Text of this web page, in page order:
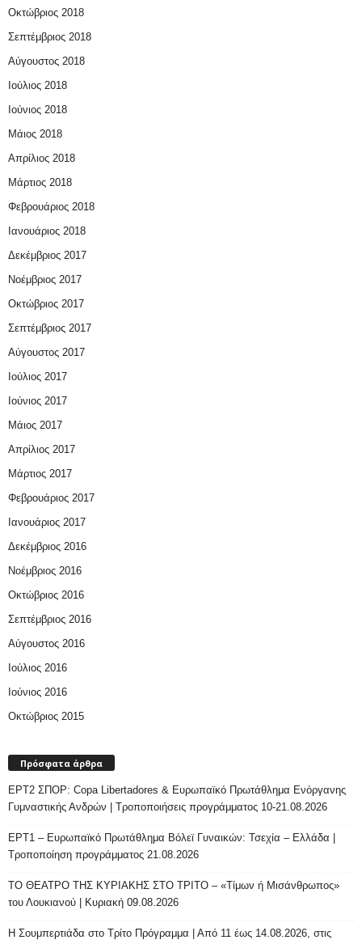
Οκτώβριος 2018
Σεπτέμβριος 2018
Αύγουστος 2018
Ιούλιος 2018
Ιούνιος 2018
Μάιος 2018
Απρίλιος 2018
Μάρτιος 2018
Φεβρουάριος 2018
Ιανουάριος 2018
Δεκέμβριος 2017
Νοέμβριος 2017
Οκτώβριος 2017
Σεπτέμβριος 2017
Αύγουστος 2017
Ιούλιος 2017
Ιούνιος 2017
Μάιος 2017
Απρίλιος 2017
Μάρτιος 2017
Φεβρουάριος 2017
Ιανουάριος 2017
Δεκέμβριος 2016
Νοέμβριος 2016
Οκτώβριος 2016
Σεπτέμβριος 2016
Αύγουστος 2016
Ιούλιος 2016
Ιούνιος 2016
Οκτώβριος 2015
Πρόσφατα άρθρα
ΕΡΤ2 ΣΠΟΡ: Copa Libertadores & Ευρωπαϊκό Πρωτάθλημα Ενόργανης
Γυμναστικής Ανδρών | Τροποποιήσεις προγράμματος 10-21.08.2026
ΕΡΤ1 – Ευρωπαϊκό Πρωτάθλημα Βόλεϊ Γυναικών: Τσεχία – Ελλάδα |
Τροποποίηση προγράμματος 21.08.2026
ΤΟ ΘΕΑΤΡΟ ΤΗΣ ΚΥΡΙΑΚΗΣ ΣΤΟ ΤΡΙΤΟ – «Τίμων ή Μισάνθρωπος»
του Λουκιανού | Κυριακή 09.08.2026
H Σουμπερτιάδα στο Τρίτο Πρόγραμμα | Από 11 έως 14.08.2026, στις